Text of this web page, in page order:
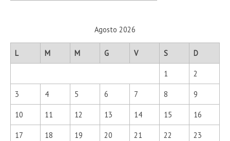
Agosto 2026
L M M G V S D
1 2
3 4 5 6 7 8 9
10 11 12 13 14 15 16
17 18 19 20 21 22 23